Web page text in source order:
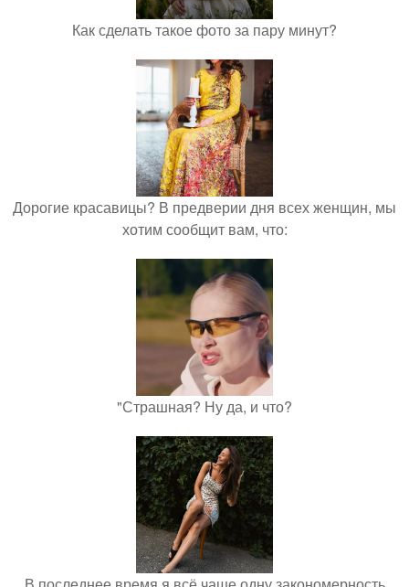
Как сделать такое фото за пару минут?
Дорогие красавицы? В предверии дня всех женщин, мы
хотим сообщит вам, что:
"Страшная? Ну да, и что?